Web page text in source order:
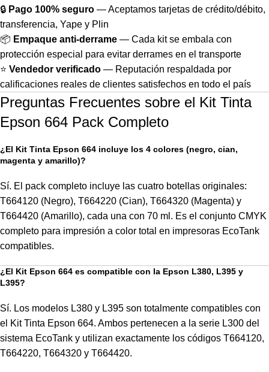
🔒 Pago 100% seguro — Aceptamos tarjetas de crédito/débito,
transferencia, Yape y Plin
📦 Empaque anti-derrame — Cada kit se embala con
protección especial para evitar derrames en el transporte
⭐ Vendedor verificado — Reputación respaldada por
calificaciones reales de clientes satisfechos en todo el país
Preguntas Frecuentes sobre el Kit Tinta
Epson 664 Pack Completo
¿El Kit Tinta Epson 664 incluye los 4 colores (negro, cian,
magenta y amarillo)?
Sí. El pack completo incluye las cuatro botellas originales:
T664120 (Negro), T664220 (Cian), T664320 (Magenta) y
T664420 (Amarillo), cada una con 70 ml. Es el conjunto CMYK
completo para impresión a color total en impresoras EcoTank
compatibles.
¿El Kit Epson 664 es compatible con la Epson L380, L395 y
L395?
Sí. Los modelos L380 y L395 son totalmente compatibles con
el Kit Tinta Epson 664. Ambos pertenecen a la serie L300 del
sistema EcoTank y utilizan exactamente los códigos T664120,
T664220, T664320 y T664420.